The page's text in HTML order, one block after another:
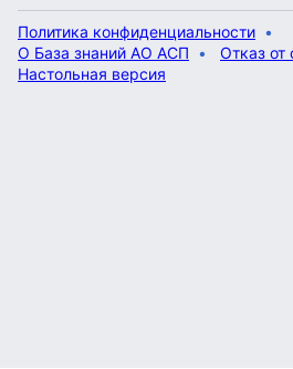
Политика конфиденциальности
О База знаний АО АСП
Отказ от
Настольная версия